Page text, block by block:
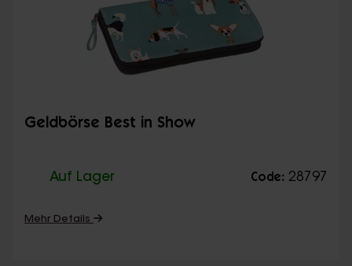
Geldbörse Best in Show
Auf Lager Code: 28797
Mehr Details